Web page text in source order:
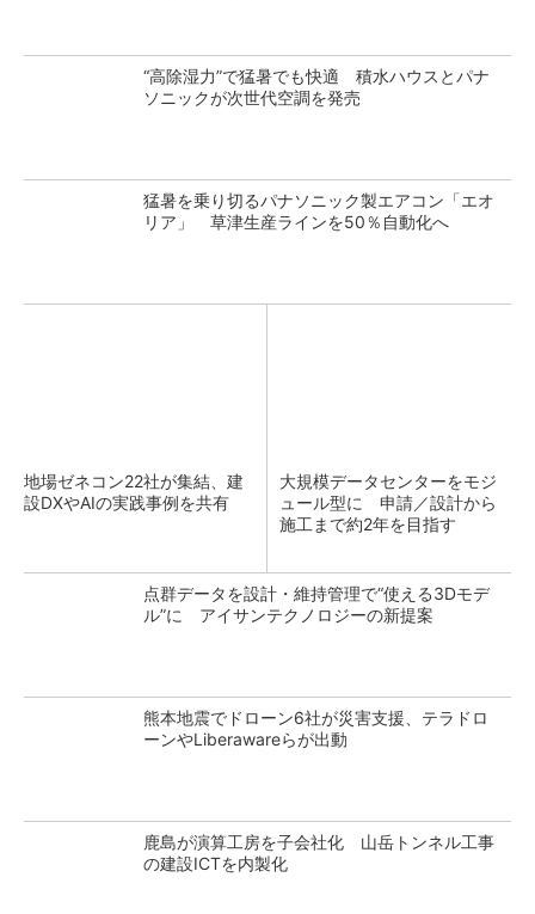
“高除湿力”で猛暑でも快適 積水ハウスとパナ
ソニックが次世代空調を発売
猛暑を乗り切るパナソニック製エアコン「エオ
リア」 草津生産ラインを50％自動化へ
地場ゼネコン22社が集結、建
設DXやAIの実践事例を共有
大規模データセンターをモジ
ュール型に 申請／設計から
施工まで約2年を目指す
点群データを設計・維持管理で“使える3Dモデ
ル”に アイサンテクノロジーの新提案
熊本地震でドローン6社が災害支援、テラドロ
ーンやLiberawareらが出動
鹿島が演算工房を子会社化 山岳トンネル工事
の建設ICTを内製化